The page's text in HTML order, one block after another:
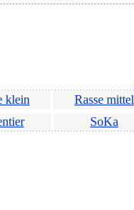
klein Rasse mittel
SoKa